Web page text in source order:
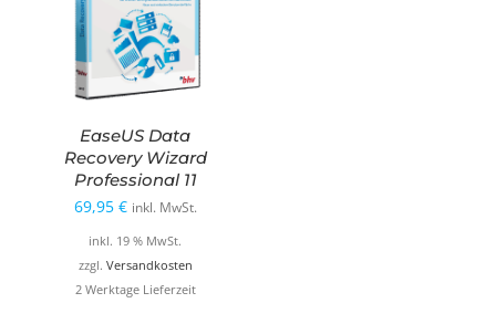
EaseUS Data
Recovery Wizard
Professional 11
69,95 € inkl. MwSt.
inkl. 19 % MwSt.
zzgl. Versandkosten
2 Werktage Lieferzeit